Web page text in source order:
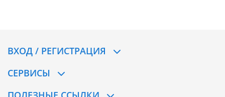
ВХОД / РЕГИСТРАЦИЯ
СЕРВИСЫ